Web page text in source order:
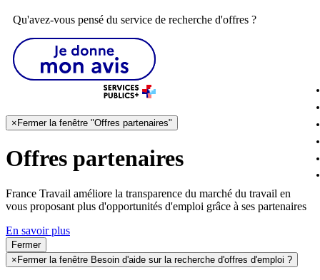
Qu'avez-vous pensé du service de recherche d'offres ?
× Fermer la fenêtre "Offres partenaires"
Offres partenaires
France Travail améliore la transparence du marché du travail en
vous proposant plus d'opportunités d'emploi grâce à ses partenaires
En savoir plus
Fermer
× Fermer la fenêtre Besoin d'aide sur la recherche d'offres d'emploi ?